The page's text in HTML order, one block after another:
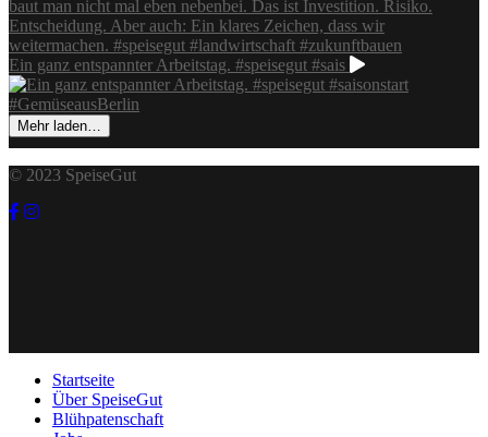
Ein ganz entspannter Arbeitstag. #speisegut #sais
Mehr laden…
© 2023 SpeiseGut
Startseite
Über SpeiseGut
Blühpatenschaft